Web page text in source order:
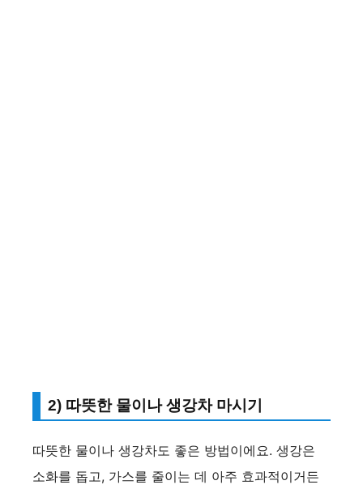
2) 따뜻한 물이나 생강차 마시기
따뜻한 물이나 생강차도 좋은 방법이에요. 생강은
소화를 돕고, 가스를 줄이는 데 아주 효과적이거든